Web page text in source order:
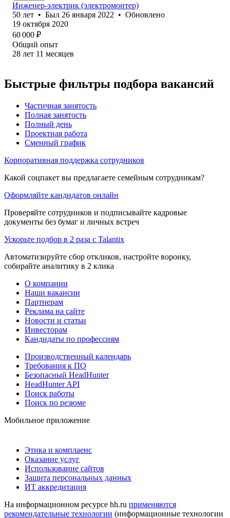
Инженер-электрик (электромонтер)
50 лет • Был 26 января 2022 • Обновлено
19 октября 2020
60 000 ₽
Общий опыт
28 лет 11 месяцев
Быстрые фильтры подбора вакансий
Частичная занятость
Полная занятость
Полный день
Проектная работа
Сменный график
Корпоративная поддержка сотрудников
Какой соцпакет вы предлагаете семейным сотрудникам?
Оформляйте кандидатов онлайн
Проверяйте сотрудников и подписывайте кадровые
документы без бумаг и личных встреч
Ускорьте подбор в 2 раза с Talantix
Автоматизируйте сбор откликов, настройте воронку,
собирайте аналитику в 2 клика
О компании
Наши вакансии
Партнерам
Реклама на сайте
Новости и статьи
Инвесторам
Кандидаты по профессиям
Производственный календарь
Требования к ПО
Безопасный HeadHunter
HeadHunter API
Поиск работы
Поиск по резюме
Мобильное приложение
Этика и комплаенс
Оказание услуг
Использование сайтов
Защита персональных данных
ИТ аккредитация
На информационном ресурсе hh.ru применяются
рекомендательные технологии (информационные технологии